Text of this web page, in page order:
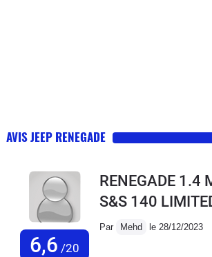
AVIS JEEP RENEGADE
6,6 /20
RENEGADE 1.4
S&S 140
Par Mehd le 28/12/2023